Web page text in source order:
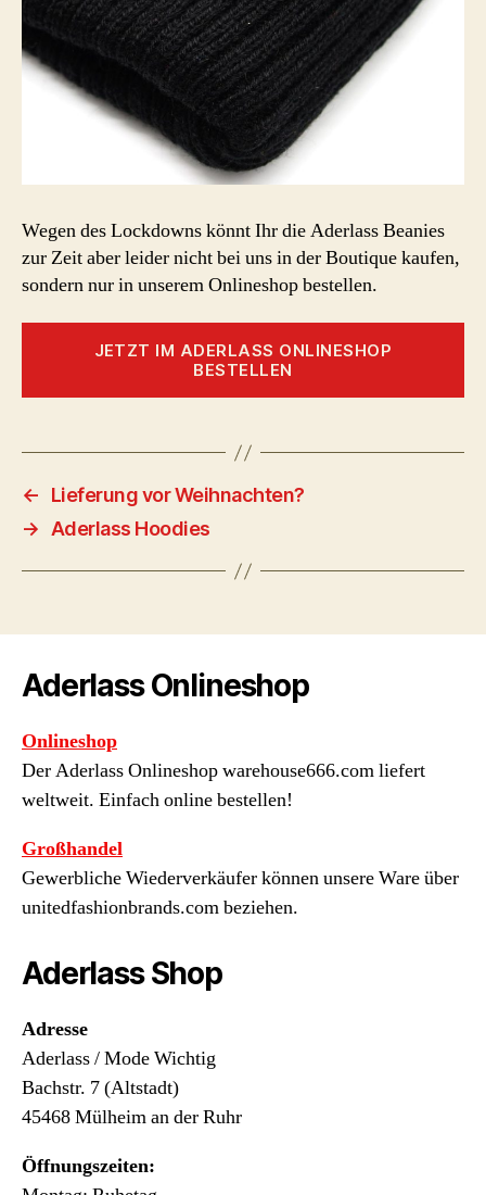
Wegen des Lockdowns könnt Ihr die Aderlass Beanies
zur Zeit aber leider nicht bei uns in der Boutique kaufen,
sondern nur in unserem Onlineshop bestellen.
JETZT IM ADERLASS ONLINESHOP
BESTELLEN
←
Lieferung vor Weihnachten?
→
Aderlass Hoodies
Aderlass Onlineshop
Onlineshop
Der Aderlass Onlineshop warehouse666.com liefert
weltweit. Einfach online bestellen!
Großhandel
Gewerbliche Wiederverkäufer können unsere Ware über
unitedfashionbrands.com beziehen.
Aderlass Shop
Adresse
Aderlass / Mode Wichtig
Bachstr. 7 (Altstadt)
45468 Mülheim an der Ruhr
Öffnungszeiten: